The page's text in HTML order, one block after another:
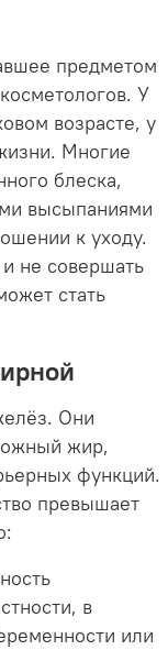
предметом
У
возрасте, у
Многие
блеска,
высыпаниями
к уходу.
не совершать
стать
Они
жир,
функций.
превышает
в
или